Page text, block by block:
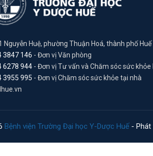
Nguyễn Huệ, phường Thuận Hoá, thành phố Huế
3847 146 - Đơn vị Văn phòng
6278 944 - Đơn vị Tư vấn và Chăm sóc sức khỏe
3955 995 - Đơn vị Chăm sóc sức khỏe tại nhà
Bệnh viện Trường Đại học Y-Dược Huế - Phát